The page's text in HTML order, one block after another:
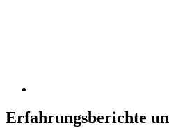
Erfahrungsberichte